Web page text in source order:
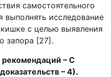
самостоятельного
выполнять исследование
с целью выявления
запора [27].
рекомендаций – С
– 4).